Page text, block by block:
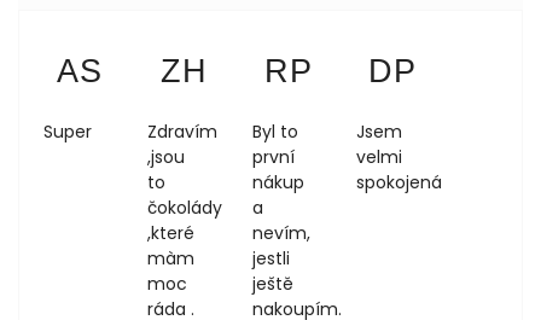
AS
Super
ZH
Zdravím
,jsou
to
čokolády
,které
màm
moc
ráda .
RP
Byl to
první
nákup
a
nevím,
jestli
ještě
nakoupím.
DP
Jsem
velmi
spokojená